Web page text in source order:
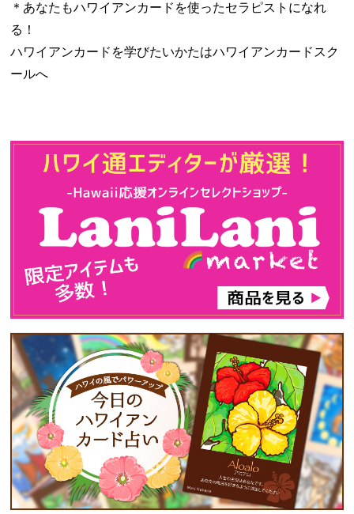
＊あなたもハワイアンカードを使ったセラピストになれ
る！
ハワイアンカードを学びたいかたはハワイアンカードスク
ールへ